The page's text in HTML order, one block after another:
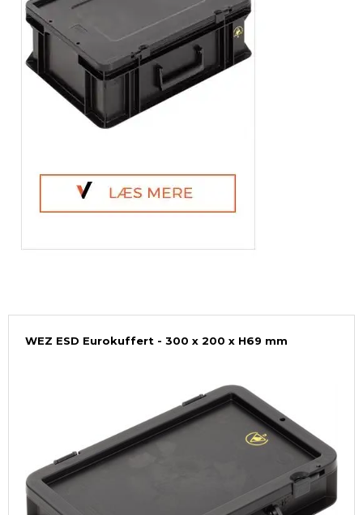
WEZ ESD Eurokuffert - 300 x 200 x H69 mm